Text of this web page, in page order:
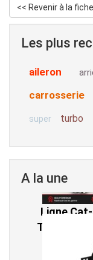
<< Revenir à la
Les plus
aileron
carrosserie
super turbo
A la une
Ligne
Tube en